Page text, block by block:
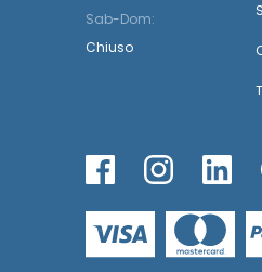
Sab-Dom:
Chiuso